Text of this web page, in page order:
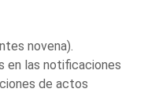
novena).
en las notificaciones
de actos